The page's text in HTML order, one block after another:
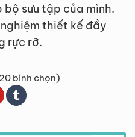
sưu tập của mình.
thiết kế đầy
rực rỡ.
bình chọn)